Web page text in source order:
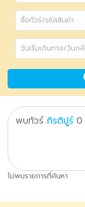
พบทัวร์ กิรติปูร์ 0
ไม่พบรายการที่ค้นหา